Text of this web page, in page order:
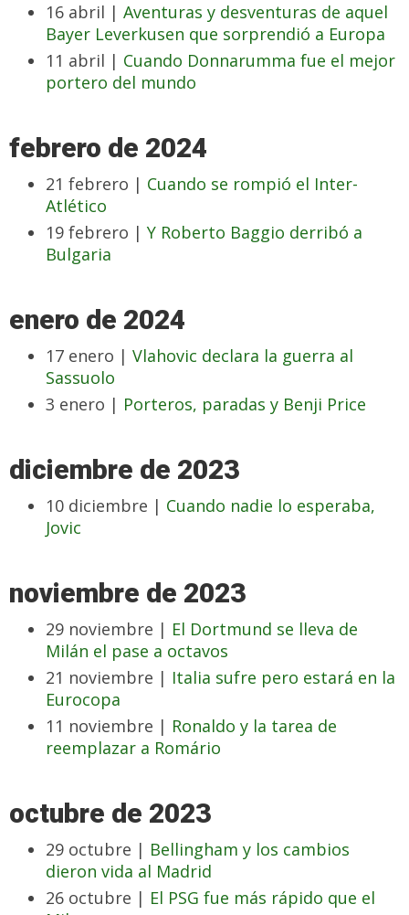
16 abril | Aventuras y desventuras de aquel
Bayer Leverkusen que sorprendió a Europa
11 abril | Cuando Donnarumma fue el mejor
portero del mundo
febrero de 2024
21 febrero | Cuando se rompió el Inter-
Atlético
19 febrero | Y Roberto Baggio derribó a
Bulgaria
enero de 2024
17 enero | Vlahovic declara la guerra al
Sassuolo
3 enero | Porteros, paradas y Benji Price
diciembre de 2023
10 diciembre | Cuando nadie lo esperaba,
Jovic
noviembre de 2023
29 noviembre | El Dortmund se lleva de
Milán el pase a octavos
21 noviembre | Italia sufre pero estará en la
Eurocopa
11 noviembre | Ronaldo y la tarea de
reemplazar a Romário
octubre de 2023
29 octubre | Bellingham y los cambios
dieron vida al Madrid
26 octubre | El PSG fue más rápido que el